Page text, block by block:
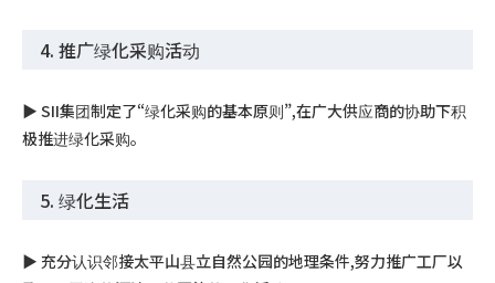
4. 推广绿化采购活动
▶︎ SII集团制定了“绿化采购的基本原则”,在广大供应商的协助下积
极推进绿化采购。
5. 绿化生活
▶︎ 充分认识邻接太平山县立自然公园的地理条件,努力推广工厂以